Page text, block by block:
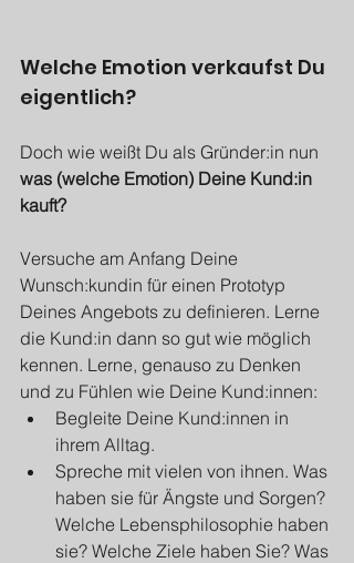
Welche Emotion verkaufst Du
eigentlich?
Doch wie weißt Du als Gründer:in nun
was (welche Emotion) Deine Kund:in
kauft?
Versuche am Anfang Deine
Wunsch:kundin für einen Prototyp
Deines Angebots zu definieren. Lerne
die Kund:in dann so gut wie möglich
kennen. Lerne, genauso zu Denken
und zu Fühlen wie Deine Kund:innen:
Begleite Deine Kund:innen in
ihrem Alltag.
Spreche mit vielen von ihnen. Was
haben sie für Ängste und Sorgen?
Welche Lebensphilosophie haben
sie? Welche Ziele haben Sie? Was